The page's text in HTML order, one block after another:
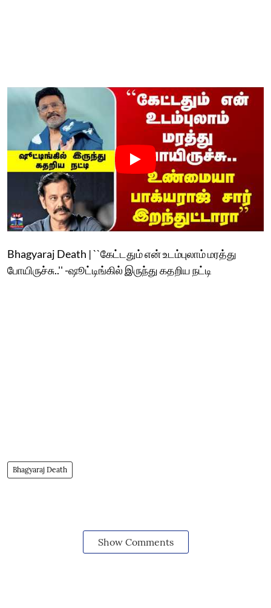
Bhagyaraj Death | ``கேட்டதும் என் உடம்புலாம் மரத்து
போயிருச்சு..'' -ஷூட்டிங்கில் இருந்து கதறிய நட்டி
Bhagyaraj Death
Show Comments